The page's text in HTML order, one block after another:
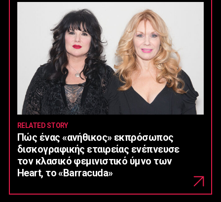
RELATED STORY
Πώς ένας «ανήθικος» εκπρόσωπος
δισκογραφικής εταιρείας ενέπνευσε
τον κλασικό φεμινιστικό ύμνο των
Heart, το «Barracuda»